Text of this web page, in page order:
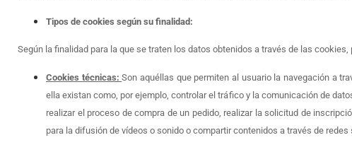
Tipos de cookies según su finalidad:
Según la finalidad para la que se traten los datos obtenidos a través de las
Cookies técnicas:Son aquéllas que permiten al usuario la navegación a
ella existan como, por ejemplo, controlar el tráfico y la comunicación de
realizar el proceso de compra de un pedido, realizar la solicitud de
para la difusión de vídeos o sonido o compartir contenidos a través de redes